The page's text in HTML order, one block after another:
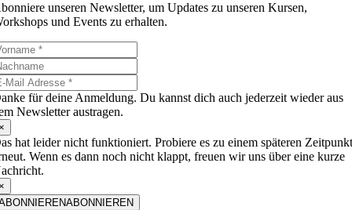
unseren Newsletter, um Updates zu unseren Kursen,
und Events zu erhalten.
für deine Anmeldung. Du kannst dich auch jederzeit wieder aus
Newsletter austragen.
hat leider nicht funktioniert. Probiere es zu einem späteren
Wenn es dann noch nicht klappt, freuen wir uns über eine kurze
ABONNIEREN